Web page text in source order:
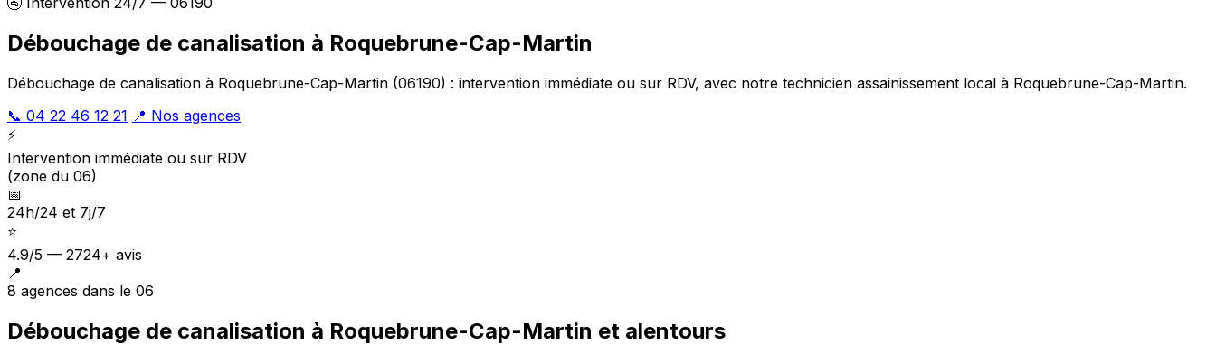
Débouchage de canalisation à Roquebrune-Cap-Martin
Débouchage de canalisation à Roquebrune-Cap-Martin (06190) : intervention immédiate ou sur RDV, avec notre technicien assainissement local à Roquebrune-Cap-Martin.
📞 04 22 46 12 21 📍 Nos agences
⚡
Intervention immédiate ou sur RDV
(zone du 06)
📅
24h/24 et 7j/7
⭐
4.9/5 — 2724+ avis
📍
8 agences dans le 06
Débouchage de canalisation à Roquebrune-Cap-Martin et alentours